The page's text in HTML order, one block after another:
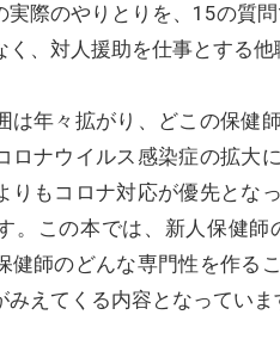
際のやりとりを、15の質問
く、対人援助を仕事とする
年々拡がり、どこの保健
ロナウイルス感染症の拡大
りもコロナ対応が優先とな
。この本では、新人保健
健師のどんな専門性を作る
えてくる内容となっていま